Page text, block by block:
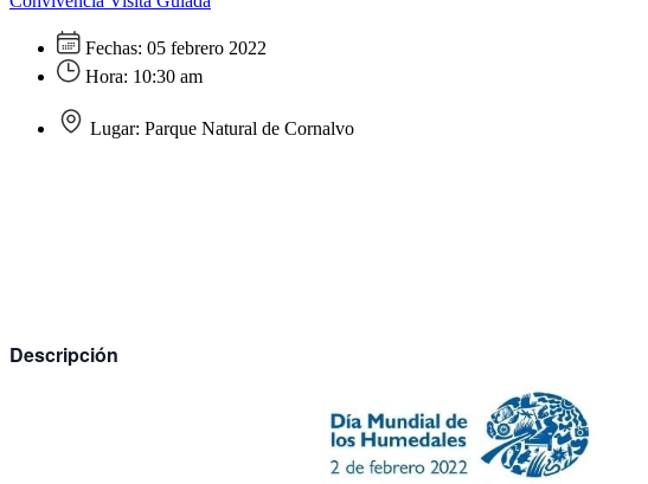
Fechas: 05 febrero 2022
Hora: 10:30 am
Lugar: Parque Natural de Cornalvo
Descripción